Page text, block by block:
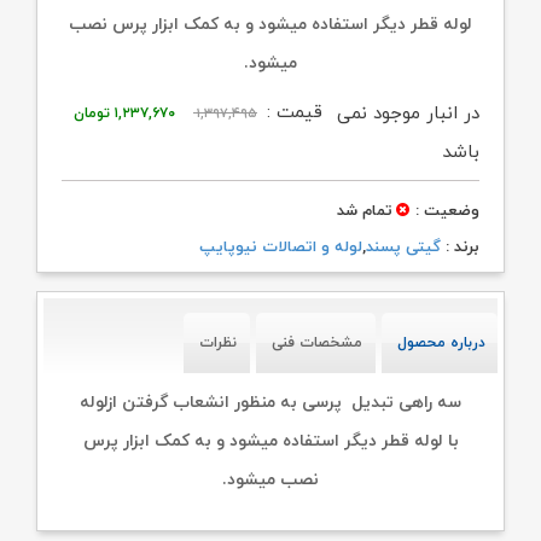
لوله قطر دیگر استفاده میشود و به کمک ابزار پرس نصب
میشود.
قیمت : ۱,۳۹۷,۴۹۵
قیمت
۱,۳۹۷,۴۹۵ تومان
۱,۲۳۷,۶۷۰ تومان
۱,۲۳۷,۶۷۰
در انبار موجود نمی
باشد
وضعیت :
تمام شد
برند : گیتی پسند,لوله و اتصالات نیوپایپ
درباره محصول مشخصات فنی نظرات
سه راهی تبدیل پرسی به منظور انشعاب گرفتن ازلوله
با لوله قطر دیگر استفاده میشود و به کمک ابزار پرس
نصب میشود.